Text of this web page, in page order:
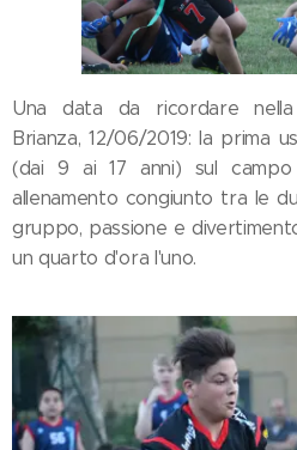
Una data da ricordare
Brianza, 12/06/2019: la prima
(dai 9 ai 17 anni) sul campo
allenamento congiunto tra le
gruppo, passione e
un quarto d'ora l'uno.